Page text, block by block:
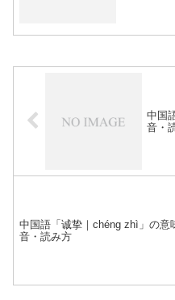
中国
音・
中国語「诚挚｜chéng zhì」の意
音・読み方